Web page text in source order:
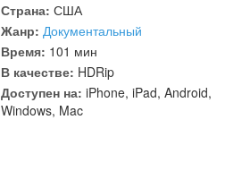
Страна: США
Жанр: Документальный
Время: 101 мин
В качестве: HDRip
Доступен на: iPhone, iPad, Android,
Windows, Mac